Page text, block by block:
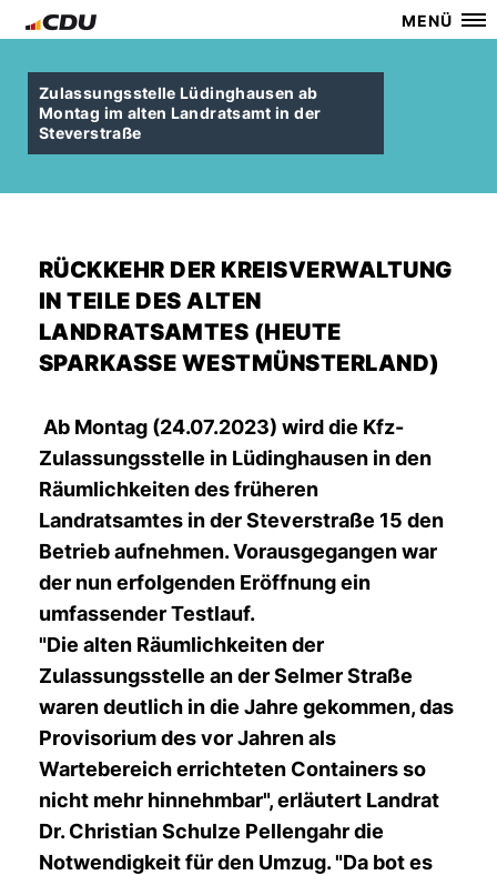
MENÜ
Zulassungsstelle Lüdinghausen ab
Montag im alten Landratsamt in der
Steverstraße
RÜCKKEHR DER KREISVERWALTUNG
IN TEILE DES ALTEN
LANDRATSAMTES (HEUTE
SPARKASSE WESTMÜNSTERLAND)
Ab Montag (24.07.2023) wird die Kfz-
Zulassungsstelle in Lüdinghausen in den
Räumlichkeiten des früheren
Landratsamtes in der Steverstraße 15 den
Betrieb aufnehmen. Vorausgegangen war
der nun erfolgenden Eröffnung ein
umfassender Testlauf.
"Die alten Räumlichkeiten der
Zulassungsstelle an der Selmer Straße
waren deutlich in die Jahre gekommen, das
Provisorium des vor Jahren als
Wartebereich errichteten Containers so
nicht mehr hinnehmbar", erläutert Landrat
Dr. Christian Schulze Pellengahr die
Notwendigkeit für den Umzug. "Da bot es